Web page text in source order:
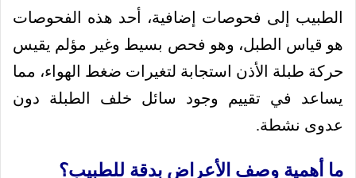
الطبيب إلى فحوصات إضافية، أحد هذه الفحوصات
هو قياس الطبل، وهو فحص بسيط وغير مؤلم يقيس
حركة طبلة الأذن استجابة لتغيرات ضغط الهواء، مما
يساعد في تقييم وجود سائل خلف الطبلة دون
عدوى نشطة.
ما أهمية وصف الأعراض بدقة للطبيب؟